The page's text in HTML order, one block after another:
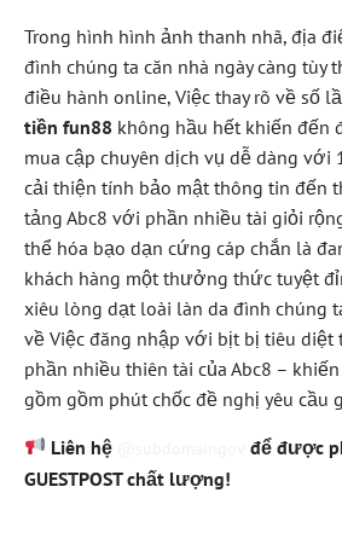
Trong hình hình ảnh thanh nhã, địa
đình chúng ta căn nhà ngày càng tùy
điều hành online, Việc thay rõ về số
tiền fun88 không hầu hết khiến đến
mua cập chuyên dịch vụ dễ dàng với
cải thiện tính bảo mật thông tin đến
tảng Abc8 với phần nhiều tài giỏi
thể hóa bạo dạn cứng cáp chắn là
khách hàng một thưởng thức tuyệt
xiêu lòng dạt loài làn da đình chúng
về Việc đăng nhập với bịt bị tiêu diệt
phần nhiều thiên tài của Abc8 –
gồm gồm phút chốc đề nghị yêu cầu
Liên hệ
để được
GUESTPOST chất lượng!